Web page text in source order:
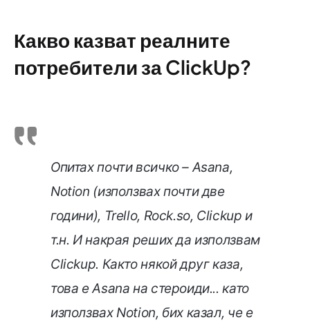
Какво казват реалните
потребители за ClickUp?
Опитах почти всичко – Asana,
Notion (използвах почти две
години), Trello, Rock.so, Clickup и
т.н. И накрая реших да използвам
Clickup. Както някой друг каза,
това е Asana на стероиди... като
използвах Notion, бих казал, че е